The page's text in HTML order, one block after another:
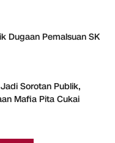
Dugaan Pemalsuan SK
Sorotan Publik,
Mafia Pita Cukai